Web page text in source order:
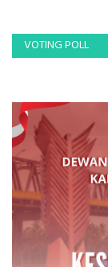
VOTING POLL